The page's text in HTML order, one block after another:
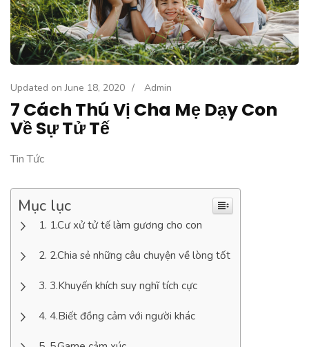
Updated onJune 18, 2020 / Admin
7 Cách Thú Vị Cha Mẹ Dạy Con
Về Sự Tử Tế
Tin Tức
Mục lục
1.Cư xử tử tế làm gương cho con
2.Chia sẻ những câu chuyện về lòng tốt
3.Khuyến khích suy nghĩ tích cực
4.Biết đồng cảm với người khác